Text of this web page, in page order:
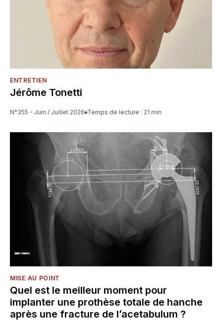
ENTRETIEN
Jérôme Tonetti
N°355 - Juin / Juillet 2026 Temps de lecture : 21 min
MISE AU POINT
Quel est le meilleur moment pour
implanter une prothèse totale de hanche
après une fracture de l’acetabulum ?